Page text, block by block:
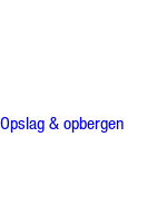
Opslag & opbergen